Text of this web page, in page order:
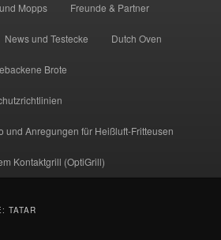
Mopps Freunde & Partner
News und Testecke Dutch Oven
Brote
und Anregungen für Heißluft-Fritteusen
Kontaktgrill (OptiGrill)
TATAR